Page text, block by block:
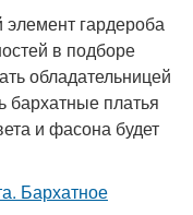
гардероба
в подборе
обладательницей
бархатные платья
и фасона будет